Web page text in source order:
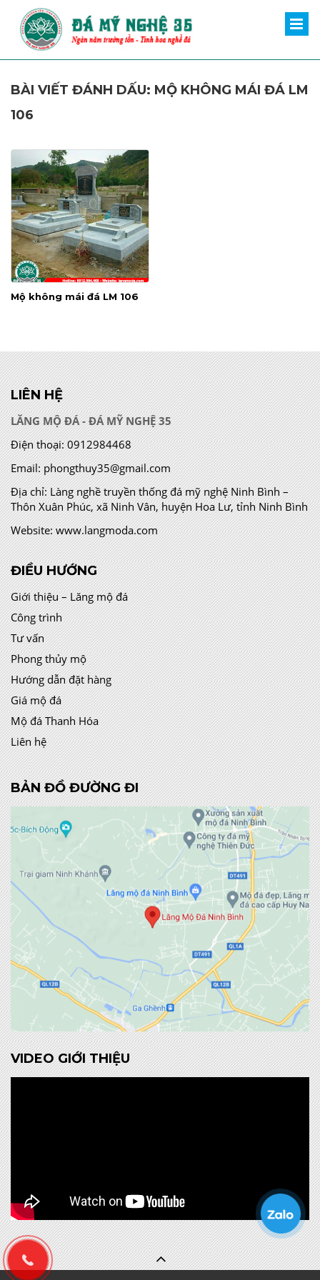
BÀI VIẾT ĐÁNH DẤU: MỘ KHÔNG MÁI ĐÁ LM
106
Mộ không mái đá LM 106
LIÊN HỆ
LĂNG MỘ ĐÁ - ĐÁ MỸ NGHỆ 35
Điện thoại: 0912984468
Email: phongthuy35@gmail.com
Địa chỉ:Làng nghề truyền thống đá mỹ nghệ Ninh Bình –
Thôn Xuân Phúc, xã Ninh Vân, huyện Hoa Lư, tỉnh Ninh Bình
Website: www.langmoda.com
ĐIỀU HƯỚNG
Giới thiệu – Lăng mộ đá
Công trình
Tư vấn
Phong thủy mộ
Hướng dẫn đặt hàng
Giá mộ đá
Mộ đá Thanh Hóa
Liên hệ
BẢN ĐỒ ĐƯỜNG ĐI
VIDEO GIỚI THIỆU